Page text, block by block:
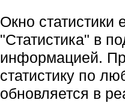
Окно
"Статистика" в
информацией.
статистику по
обновляется в